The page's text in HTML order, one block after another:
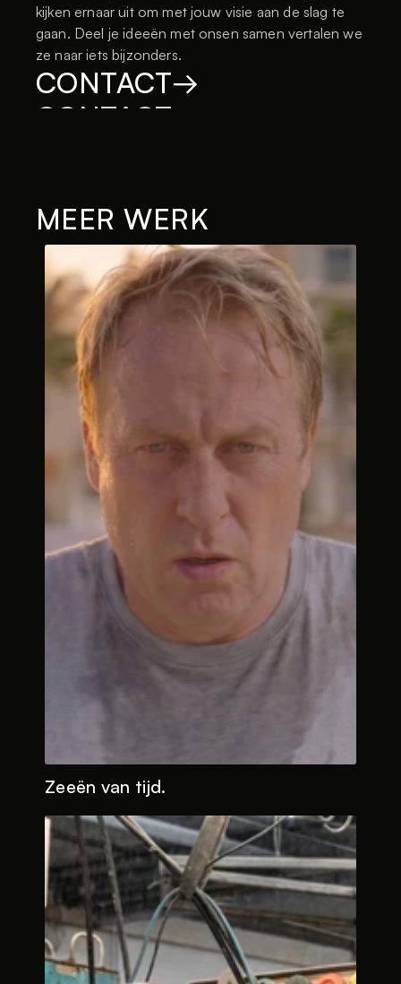
kijken ernaar uit om met jouw visie aan de slag te
gaan. Deel je ideeën met onsen samen vertalen we
ze naar iets bijzonders.
CONTACT→
CONTACT
MEER WERK
Zeeën van tijd.